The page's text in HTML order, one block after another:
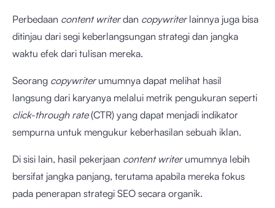
Perbedaan content writerdan copywriter lainnya juga bisa
ditinjau dari segi keberlangsungan strategi dan jangka
waktu efek dari tulisan mereka.
Seorang copywriter umumnya dapat melihat hasil
langsung dari karyanya melalui metrik pengukuran seperti
click-through rate(CTR) yang dapat menjadi indikator
sempurna untuk mengukur keberhasilan sebuah iklan.
Di sisi lain, hasil pekerjaan content writerumumnya lebih
bersifat jangka panjang, terutama apabila mereka fokus
pada penerapan strategi SEO secara organik.